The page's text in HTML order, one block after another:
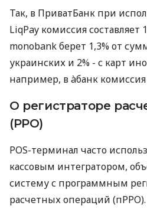
Так, в ПриватБанк при
LiqPay комиссия
monobank берет 1,3% от
украинских и 2% - с карт
например, в àбанк комиссия
О регистраторе
(РРО)
POS-терминал часто
кассовым интегратором,
систему с программным
расчетных операций (пРРО).